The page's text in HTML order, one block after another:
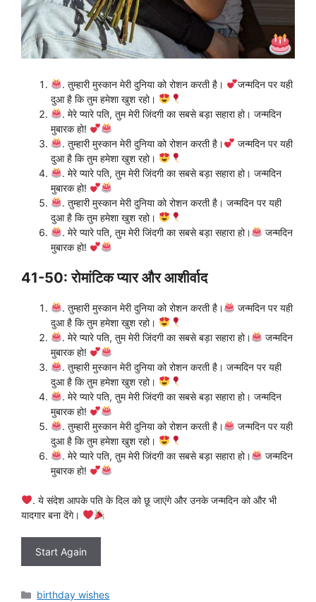
. तुम्हारी मुस्कान मेरी दुनिया को रोशन करती है।
जन्मदिन पर यही
दुआ है कि तुम हमेशा खुश रहो।
. मेरे प्यारे पति, तुम मेरी जिंदगी का सबसे बड़ा सहारा हो। जन्मदिन
मुबारक हो!
. तुम्हारी मुस्कान मेरी दुनिया को रोशन करती है।
जन्मदिन पर यही
दुआ है कि तुम हमेशा खुश रहो।
. मेरे प्यारे पति, तुम मेरी जिंदगी का सबसे बड़ा सहारा हो। जन्मदिन
मुबारक हो!
. तुम्हारी मुस्कान मेरी दुनिया को रोशन करती है। जन्मदिन पर यही
दुआ है कि तुम हमेशा खुश रहो।
. मेरे प्यारे पति, तुम मेरी जिंदगी का सबसे बड़ा सहारा हो।
जन्मदिन
मुबारक हो!
41-50: रोमांटिक प्यार और आशीर्वाद
. तुम्हारी मुस्कान मेरी दुनिया को रोशन करती है।
जन्मदिन पर यही
दुआ है कि तुम हमेशा खुश रहो।
. मेरे प्यारे पति, तुम मेरी जिंदगी का सबसे बड़ा सहारा हो।
जन्मदिन
मुबारक हो!
. तुम्हारी मुस्कान मेरी दुनिया को रोशन करती है। जन्मदिन पर यही
दुआ है कि तुम हमेशा खुश रहो।
. मेरे प्यारे पति, तुम मेरी जिंदगी का सबसे बड़ा सहारा हो। जन्मदिन
मुबारक हो!
. तुम्हारी मुस्कान मेरी दुनिया को रोशन करती है।
जन्मदिन पर यही
दुआ है कि तुम हमेशा खुश रहो।
. मेरे प्यारे पति, तुम मेरी जिंदगी का सबसे बड़ा सहारा हो।
जन्मदिन
मुबारक हो!
. ये संदेश आपके पति के दिल को छू जाएंगे और उनके जन्मदिन को और भी
यादगार बना देंगे।
Start Again
Categories
birthday wishes